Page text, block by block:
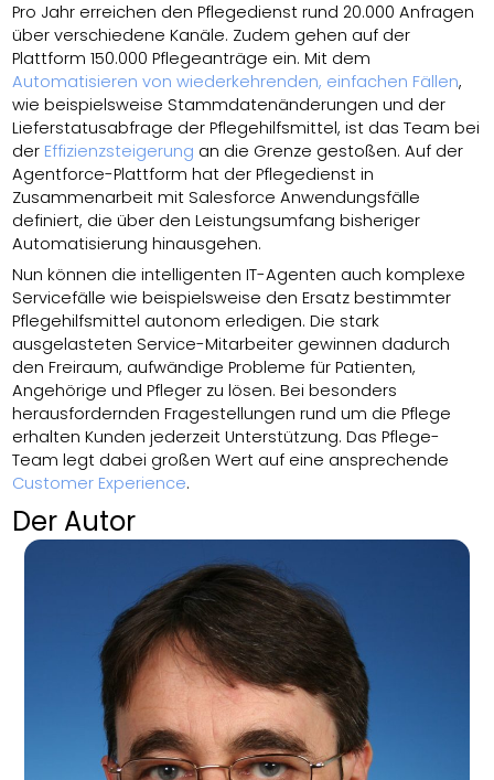
Pro Jahr erreichen den Pflegedienst rund 20.000 Anfragen
über verschiedene Kanäle. Zudem gehen auf der
Plattform 150.000 Pflegeanträge ein. Mit dem
Automatisieren von wiederkehrenden, einfachen Fällen,
wie beispielsweise Stammdatenänderungen und der
Lieferstatusabfrage der Pflegehilfsmittel, ist das Team bei
der Effizienzsteigerung an die Grenze gestoßen. Auf der
Agentforce-Plattform hat der Pflegedienst in
Zusammenarbeit mit Salesforce Anwendungsfälle
definiert, die über den Leistungsumfang bisheriger
Automatisierung hinausgehen.
Nun können die intelligenten IT-Agenten auch komplexe
Servicefälle wie beispielsweise den Ersatz bestimmter
Pflegehilfsmittel autonom erledigen. Die stark
ausgelasteten Service-Mitarbeiter gewinnen dadurch
den Freiraum, aufwändige Probleme für Patienten,
Angehörige und Pfleger zu lösen. Bei besonders
herausfordernden Fragestellungen rund um die Pflege
erhalten Kunden jederzeit Unterstützung. Das Pflege-
Team legt dabei großen Wert auf eine ansprechende
Customer Experience.
Der Autor